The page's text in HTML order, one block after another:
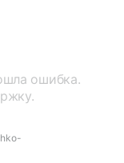
ошибка.